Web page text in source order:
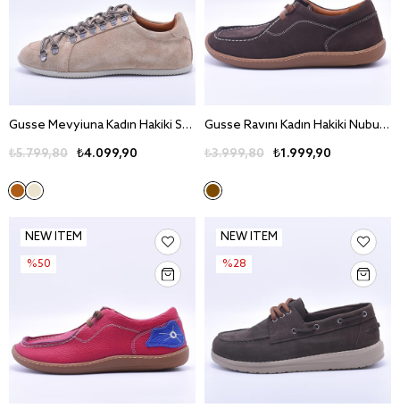
Gusse Mevyiuna Kadın Hakiki Süet Deri Günlük Ayakkabı 161064-2
₺4.099,90
₺5.799,80
Gusse Ravını Kadın Hakiki Nubuk Deri Günlük Ayakkabı 161066-1
₺1.999,90
₺3.999,80
NEW ITEM
%50
NEW ITEM
%28